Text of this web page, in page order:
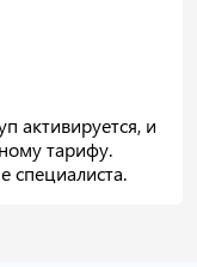
активируется, и
тарифу.
специалиста.